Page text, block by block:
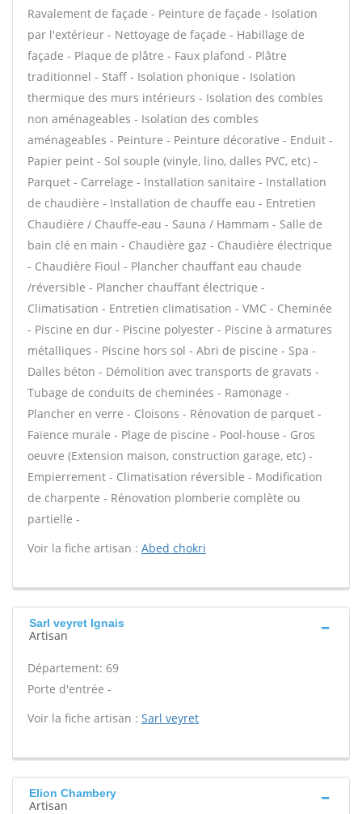
Ravalement de façade - Peinture de façade - Isolation
par l'extérieur - Nettoyage de façade - Habillage de
façade - Plaque de plâtre - Faux plafond - Plâtre
traditionnel - Staff - Isolation phonique - Isolation
thermique des murs intérieurs - Isolation des combles
non aménageables - Isolation des combles
aménageables - Peinture - Peinture décorative - Enduit -
Papier peint - Sol souple (vinyle, lino, dalles PVC, etc) -
Parquet - Carrelage - Installation sanitaire - Installation
de chaudière - Installation de chauffe eau - Entretien
Chaudière / Chauffe-eau - Sauna / Hammam - Salle de
bain clé en main - Chaudière gaz - Chaudière électrique
- Chaudière Fioul - Plancher chauffant eau chaude
/réversible - Plancher chauffant électrique -
Climatisation - Entretien climatisation - VMC - Cheminée
- Piscine en dur - Piscine polyester - Piscine à armatures
métalliques - Piscine hors sol - Abri de piscine - Spa -
Dalles béton - Démolition avec transports de gravats -
Tubage de conduits de cheminées - Ramonage -
Plancher en verre - Cloisons - Rénovation de parquet -
Faïence murale - Plage de piscine - Pool-house - Gros
oeuvre (Extension maison, construction garage, etc) -
Empierrement - Climatisation réversible - Modification
de charpente - Rénovation plomberie complète ou
partielle -
Voir la fiche artisan : Abed chokri
Sarl veyret Ignais
Artisan
Département: 69
Porte d'entrée -
Voir la fiche artisan : Sarl veyret
Elion Chambery
Artisan